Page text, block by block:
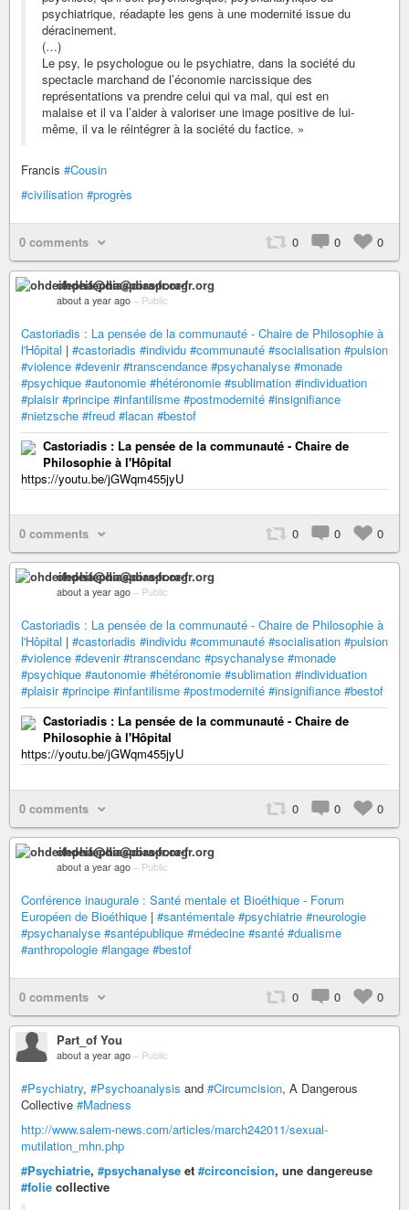
psychiatrique, réadapte les gens à une modernité issue du
déracinement.
(…)
Le psy, le psychologue ou le psychiatre, dans la société du
spectacle marchand de l’économie narcissique des
représentations va prendre celui qui va mal, qui est en
malaise et il va l’aider à valoriser une image positive de lui-
même, il va le réintégrer à la société du factice. »
Francis #Cousin
#civilisation #progrès
0 comments 0 0 0
ohdeifepha@diaspora-fr.org
about a year ago – Public
Castoriadis : La pensée de la communauté - Chaire de Philosophie à
l'Hôpital | #castoriadis #individu #communauté #socialisation #pulsion
#violence #devenir #transcendance #psychanalyse #monade
#psychique #autonomie #hétéronomie #sublimation #individuation
#plaisir #principe #infantilisme #postmodernité #insignifiance
#nietzsche #freud #lacan #bestof
Castoriadis : La pensée de la communauté - Chaire de
Philosophie à l'Hôpital
https://youtu.be/jGWqm455jyU
0 comments 0 0 0
ohdeifepha@diaspora-fr.org
about a year ago – Public
Castoriadis : La pensée de la communauté - Chaire de Philosophie à
l'Hôpital | #castoriadis #individu #communauté #socialisation #pulsion
#violence #devenir #transcendanc #psychanalyse #monade
#psychique #autonomie #hétéronomie #sublimation #individuation
#plaisir #principe #infantilisme #postmodernité #insignifiance #bestof
Castoriadis : La pensée de la communauté - Chaire de
Philosophie à l'Hôpital
https://youtu.be/jGWqm455jyU
0 comments 0 0 0
ohdeifepha@diaspora-fr.org
about a year ago – Public
Conférence inaugurale : Santé mentale et Bioéthique - Forum
Européen de Bioéthique | #santémentale #psychiatrie #neurologie
#psychanalyse #santépublique #médecine #santé #dualisme
#anthropologie #langage #bestof
0 comments 0 0 0
Part_of You
about a year ago – Public
#Psychiatry, #Psychoanalysis and #Circumcision, A Dangerous
Collective #Madness
http://www.salem-news.com/articles/march242011/sexual-
mutilation_mhn.php
#Psychiatrie, #psychanalyse et #circoncision, une dangereuse
#folie collective